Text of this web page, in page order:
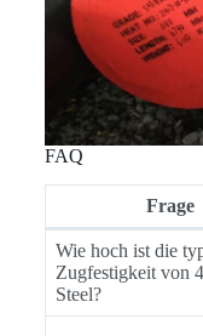
FAQ
Frage
Wie hoch ist die
Zugfestigkeit von
Steel?